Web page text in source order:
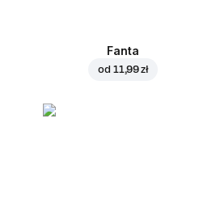
Fanta
od 11,99 zł